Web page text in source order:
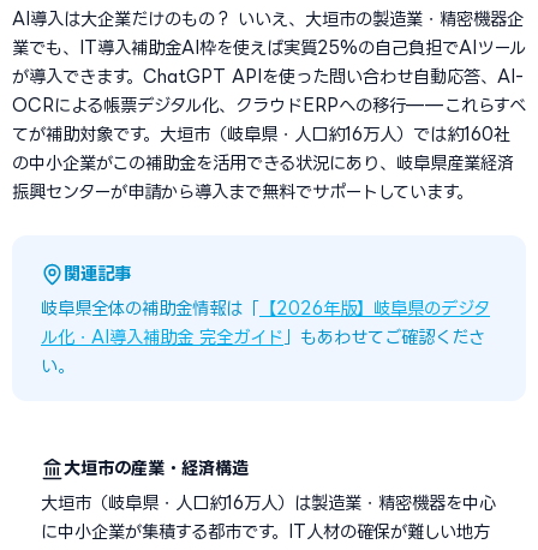
AI導入は大企業だけのもの？ いいえ、大垣市の製造業・精密機器企
業でも、IT導入補助金AI枠を使えば実質25%の自己負担でAIツール
が導入できます。ChatGPT APIを使った問い合わせ自動応答、AI-
OCRによる帳票デジタル化、クラウドERPへの移行——これらすべ
てが補助対象です。大垣市（岐阜県・人口約16万人）では約160社
の中小企業がこの補助金を活用できる状況にあり、岐阜県産業経済
振興センターが申請から導入まで無料でサポートしています。
関連記事
岐阜県全体の補助金情報は「
【2026年版】岐阜県のデジタ
ル化・AI導入補助金 完全ガイド 」もあわせてご確認くださ
い。
大垣市の産業・経済構造
大垣市（岐阜県・人口約16万人）は製造業・精密機器を中心
に中小企業が集積する都市です。IT人材の確保が難しい地方